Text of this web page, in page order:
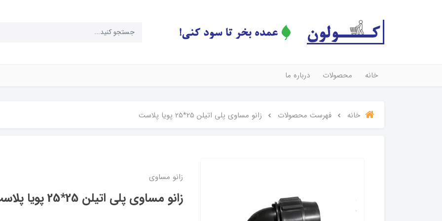
خانه محصولات درباره ما
خانه فهرست محصولات زانو مساوی پلی اتیلن 25*25 پویا پلاست
زانو مساوی
زانو مساوی پلی اتیلن 25*25 پویا پلاست